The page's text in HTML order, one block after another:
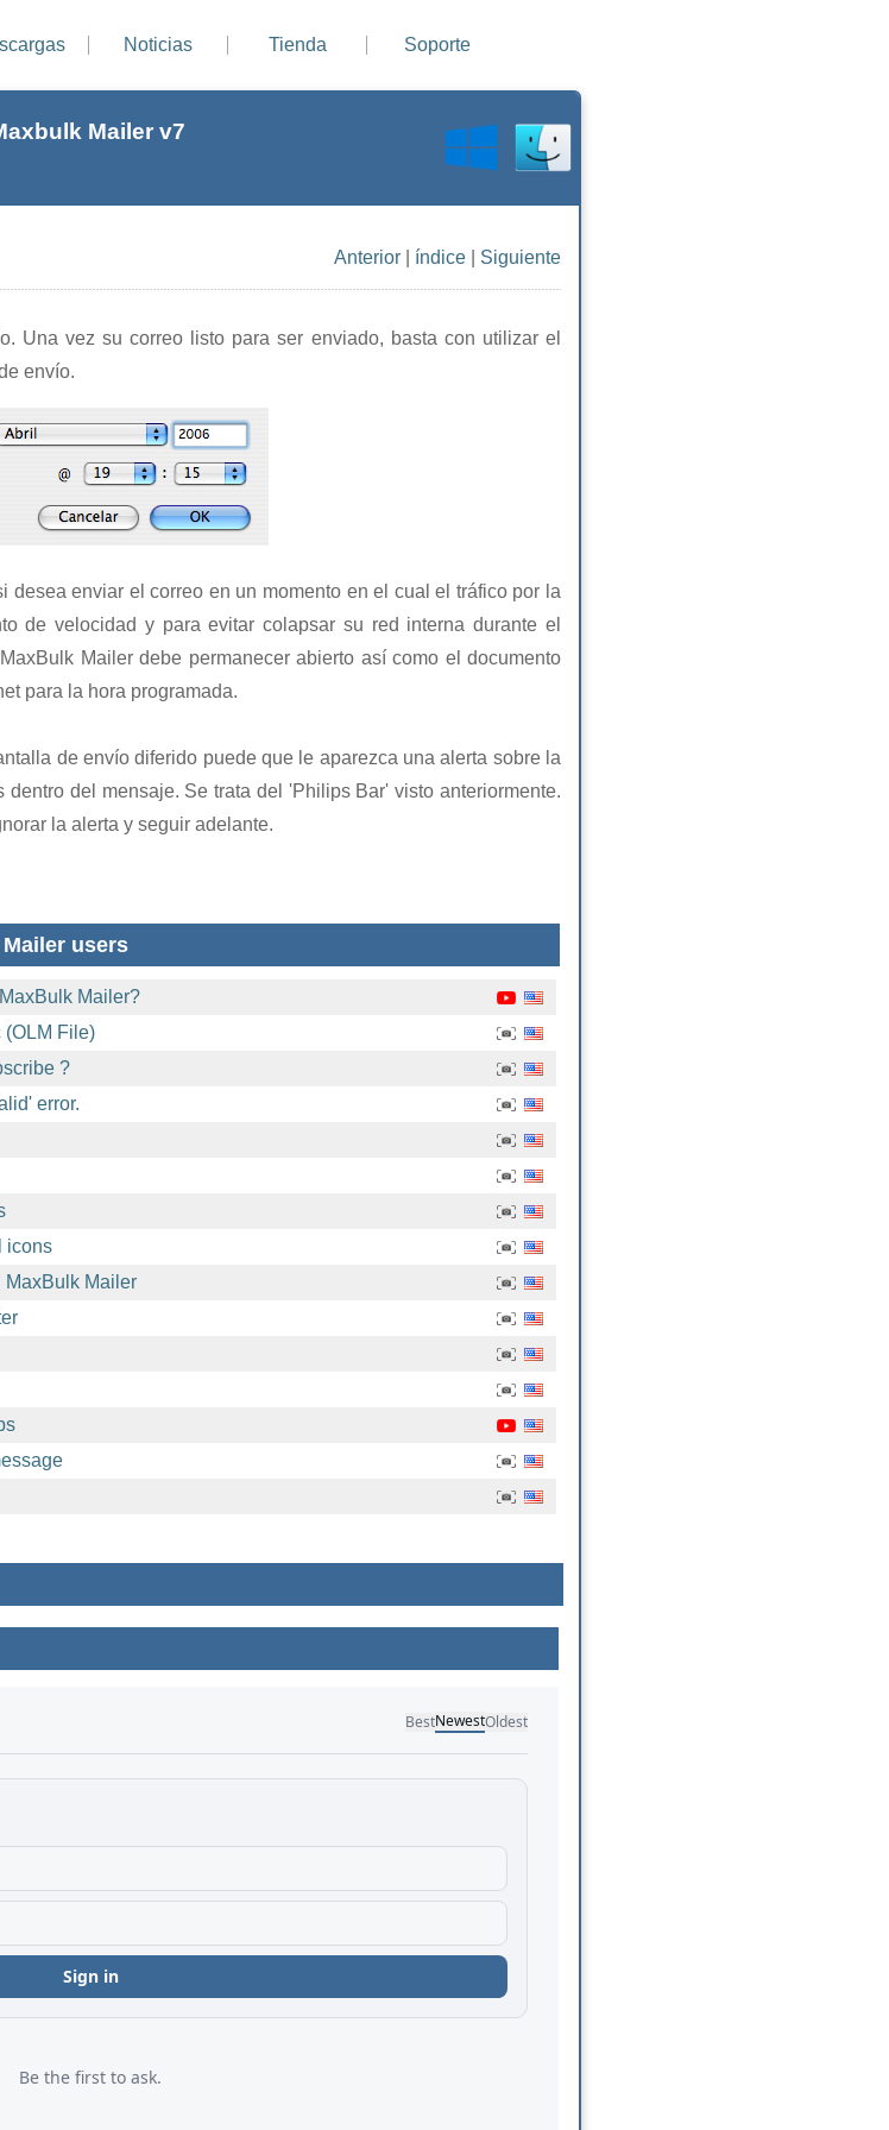
Noticias Tienda Soporte
Mailer v7
Anterior índice Siguiente
Una vez su correo listo para ser enviado, basta con utilizar el
envío.
desea enviar el correo en un momento en el cual el tráfico por la
de velocidad y para evitar colapsar su red interna durante el
Mailer debe permanecer abierto así como el documento
para la hora programada.
de envío diferido puede que le aparezca una alerta sobre la
del mensaje. Se trata del 'Philips Bar' visto anteriormente.
la alerta y seguir adelante.
users
Mailer?
(OLM File)
?
error.
icons
MaxBulk Mailer